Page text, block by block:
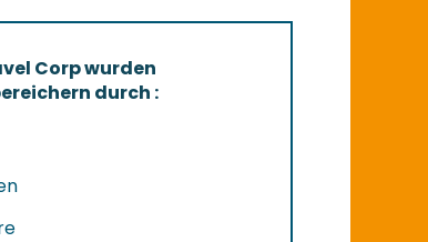
Corp wurden
durch :